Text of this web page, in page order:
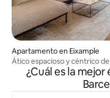
Apartamento en Eixample
Ático espacioso y céntrico
¿Cuál es la